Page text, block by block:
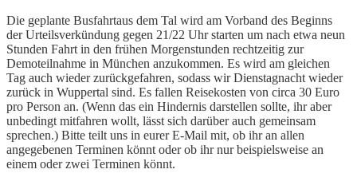
Die geplante Busfahrtaus dem Tal wird am Vorband des Beginns
der Urteilsverkündung gegen 21/22 Uhr starten um nach etwa neun
Stunden Fahrt in den frühen Morgenstunden rechtzeitig zur
Demoteilnahme in München anzukommen. Es wird am gleichen
Tag auch wieder zurückgefahren, sodass wir Dienstagnacht wieder
zurück in Wuppertal sind. Es fallen Reisekosten von circa 30 Euro
pro Person an. (Wenn das ein Hindernis darstellen sollte, ihr aber
unbedingt mitfahren wollt, lässt sich darüber auch gemeinsam
sprechen.) Bitte teilt uns in eurer E-Mail mit, ob ihr an allen
angegebenen Terminen könnt oder ob ihr nur beispielsweise an
einem oder zwei Terminen könnt.